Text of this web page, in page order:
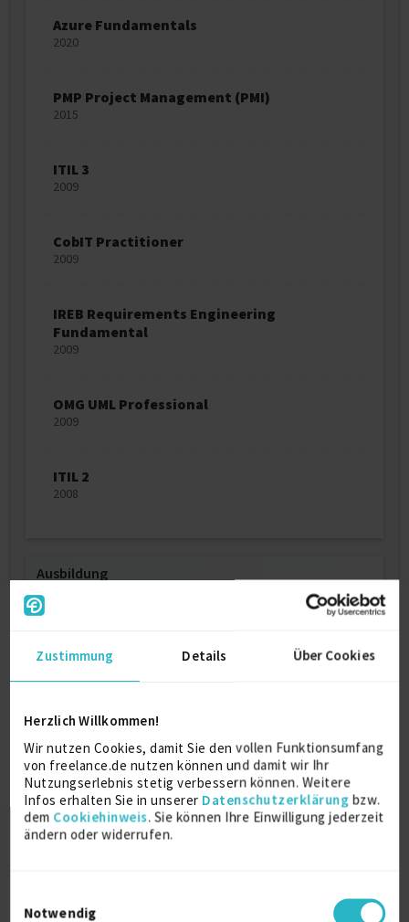
Zustimmung Details Über Cookies
Herzlich Willkommen!
Wir nutzen Cookies, damit Sie den vollen Funktionsumfang
von freelance.de nutzen können und damit wir Ihr
Nutzungserlebnis stetig verbessern können. Weitere
Infos erhalten Sie in unserer Datenschutzerklärung bzw.
dem Cookiehinweis. Sie können Ihre Einwilligung jederzeit
ändern oder widerrufen.
Notwendig
Azure Fundamentals
2020
PMP Project Management (PMI)
2015
ITIL 3
2009
CobIT Practitioner
2009
IREB Requirements Engineering
Fundamental
2009
OMG UML Professional
2009
ITIL 2
2008
Ausbildung
Salzburg
Master of Business Administration
MBA
2006
Liverpool
2001